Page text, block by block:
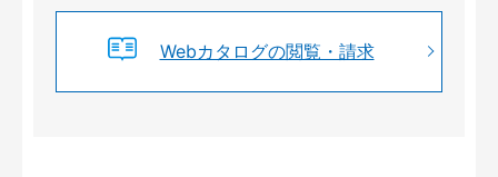
Webカタログの閲覧・請求